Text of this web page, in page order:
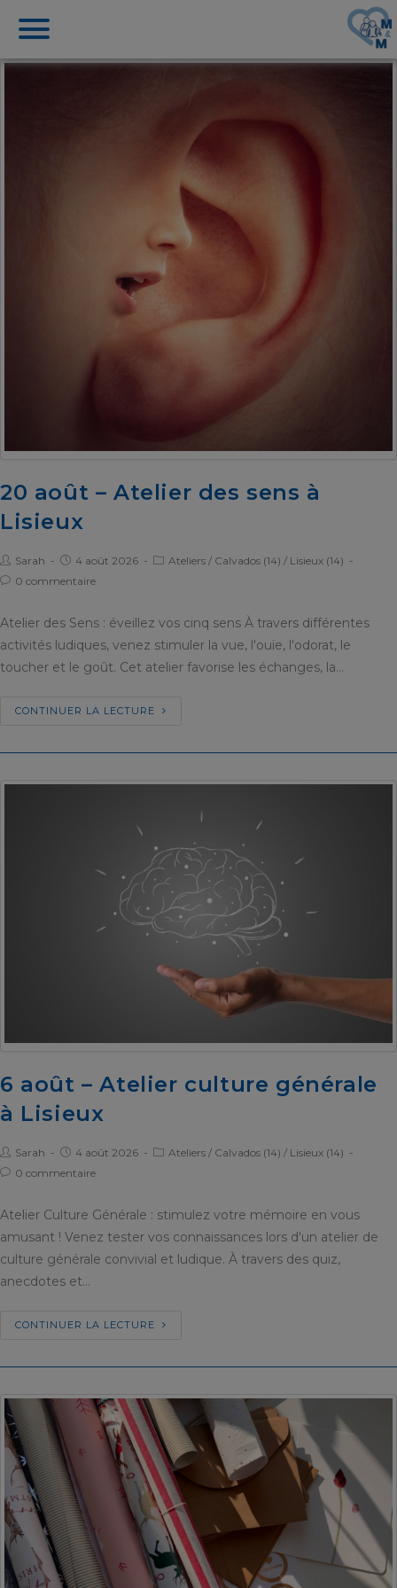
20 août – Atelier des sens à
Lisieux
Sarah 4 août 2026 Ateliers / Calvados (14) / Lisieux (14)
0 commentaire
Atelier des Sens : éveillez vos cinq sens À travers différentes
activités ludiques, venez stimuler la vue, l'ouïe, l'odorat, le
toucher et le goût. Cet atelier favorise les échanges, la…
CONTINUER LA LECTURE
6 août – Atelier culture générale
à Lisieux
Sarah 4 août 2026 Ateliers / Calvados (14) / Lisieux (14)
0 commentaire
Atelier Culture Générale : stimulez votre mémoire en vous
amusant ! Venez tester vos connaissances lors d'un atelier de
culture générale convivial et ludique. À travers des quiz,
anecdotes et…
CONTINUER LA LECTURE